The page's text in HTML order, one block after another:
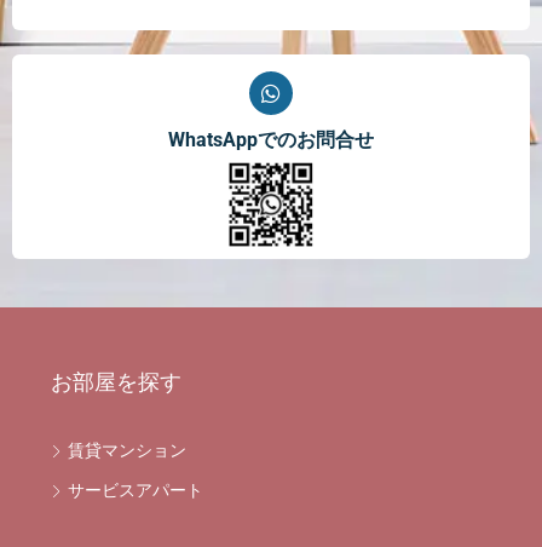
WhatsAppでのお問合せ
お部屋を探す
賃貸マンション
サービスアパート